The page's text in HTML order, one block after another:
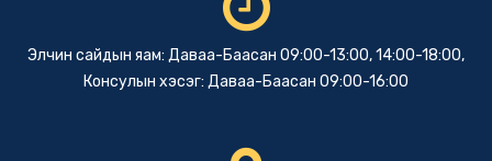
Элчин сайдын яам: Даваа-Баасан 09:00-13:00, 14:00-18:00,
Консулын хэсэг: Даваа-Баасан 09:00-16:00